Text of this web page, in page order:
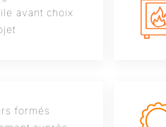
avant choix
formés